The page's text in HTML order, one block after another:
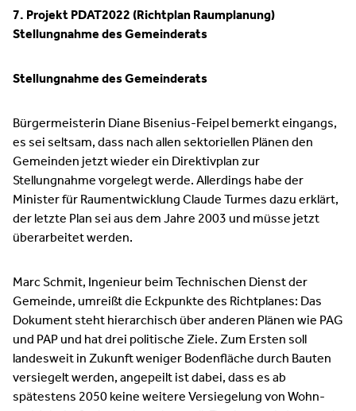
7. Projekt PDAT2022 (Richtplan Raumplanung)
Stellungnahme des Gemeinderats
Stellungnahme des Gemeinderats
Bürgermeisterin Diane Bisenius-Feipel bemerkt eingangs,
es sei seltsam, dass nach allen sektoriellen Plänen den
Gemeinden jetzt wieder ein Direktivplan zur
Stellungnahme vorgelegt werde. Allerdings habe der
Minister für Raumentwicklung Claude Turmes dazu erklärt,
der letzte Plan sei aus dem Jahre 2003 und müsse jetzt
überarbeitet werden.
Marc Schmit, Ingenieur beim Technischen Dienst der
Gemeinde, umreißt die Eckpunkte des Richtplanes: Das
Dokument steht hierarchisch über anderen Plänen wie PAG
und PAP und hat drei politische Ziele. Zum Ersten soll
landesweit in Zukunft weniger Bodenfläche durch Bauten
versiegelt werden, angepeilt ist dabei, dass es ab
spätestens 2050 keine weitere Versiegelung von Wohn-